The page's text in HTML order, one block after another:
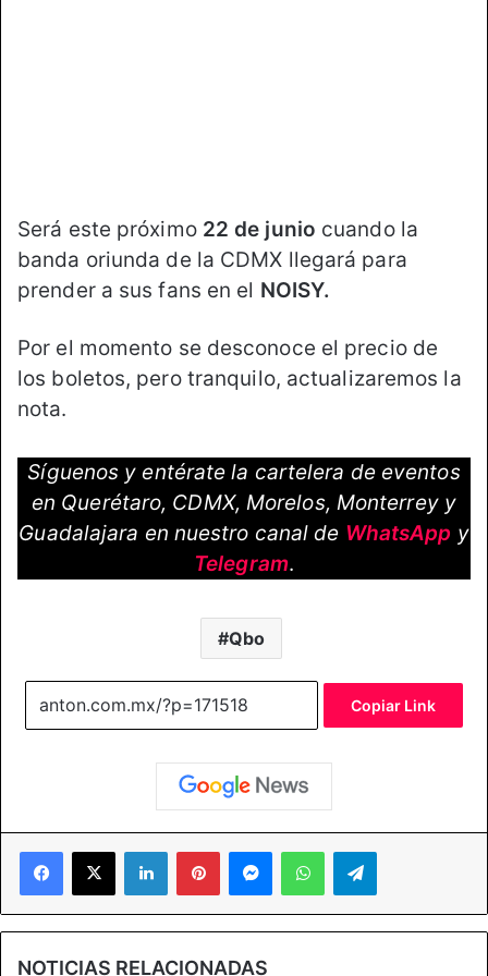
Será este próximo22 de junio cuando la
banda oriunda de la CDMX llegará para
prender a sus fans en el NOISY.
Por el momento se desconoce el precio de
los boletos, pero tranquilo, actualizaremos la
nota.
Síguenos y entérate la cartelera de eventos
en Querétaro, CDMX, Morelos, Monterrey y
Guadalajara en nuestro canal de WhatsApp y
Telegram.
Qbo
Copiar Link
Facebook
X LinkedInPinterestMessengerWhatsAppTelegram
NOTICIAS RELACIONADAS